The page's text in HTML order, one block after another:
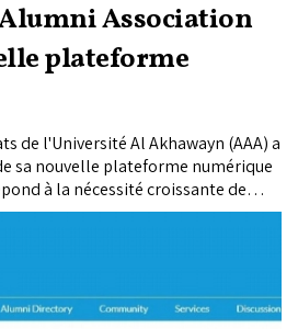
Association
plateforme
de l'Université Al Akhawayn (AAA) a
sa nouvelle plateforme numérique
à la nécessité croissante de
membres de la communauté des
Akhawayn, tout en contribuant
et à la création de valeur
pays.